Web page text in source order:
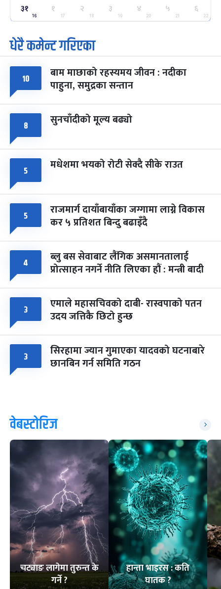
२५
मंगल
ग्याल्पो ल्होसार
फाल्गुन २५, २०८३ Mar 9, 2027
७ महिना बाँकी
७
आइत
पूर्णिमा व्रत
चैत्र ७, २०८३-Mar 21, 2027
८ फागुपूर्णिमा
चैत्र ८, २०८३-Mar 22, 2027
७ महिना बाँकी
३१
16
१
17
२
18
३
19
४
20
५
21
६
22
धेरै कमेन्ट गरिएका
१० बाम माछाको रहस्यमय जीवन : नदीका
पाहुना, समुद्रका सन्तान
८ सुनचाँदीको मूल्य बढ्यो
५ मधेशमा भयको रोटी सेक्दै सीके राउत
५ राजमार्ग दायाँबायाँका जग्गामा लाग्ने विकास
कर ५ प्रतिशत बिन्दु बढाइँदै
४ ब्लु बस सेवाबाट लैंगिक असमानतालाई
प्रोत्साहन नगर्ने नीति लिएका हौं : मन्त्री बादी
३ एमाले महासचिवको दाबी- रास्वपाको पतन
उदय जत्तिकै छिटो हुन्छ
३ सिरहामा ज्यान गुमाएका यादवको घटनाबारे
छानबिन गर्न समिति गठन
वेबस्टोरिज
चट्याङ लागेमा तुरुन्त के
गर्ने ?
हान्ता भाइरस : कति
घातक ?